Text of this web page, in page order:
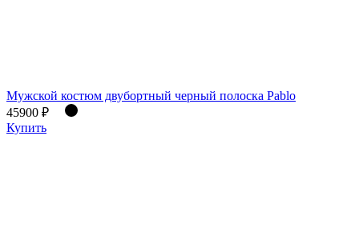
Мужской костюм двубортный черный полоска Pablo
45900 ₽
Купить